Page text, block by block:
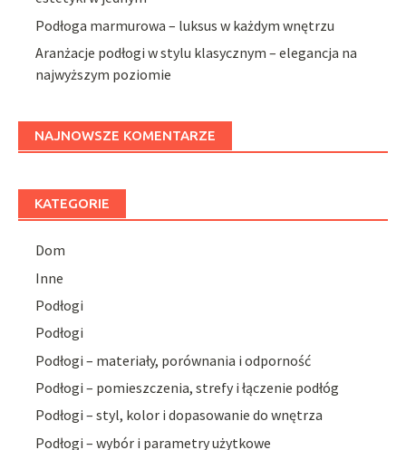
Podłoga marmurowa – luksus w każdym wnętrzu
Aranżacje podłogi w stylu klasycznym – elegancja na
najwyższym poziomie
NAJNOWSZE KOMENTARZE
KATEGORIE
Dom
Inne
Podłogi
Podłogi
Podłogi – materiały, porównania i odporność
Podłogi – pomieszczenia, strefy i łączenie podłóg
Podłogi – styl, kolor i dopasowanie do wnętrza
Podłogi – wybór i parametry użytkowe